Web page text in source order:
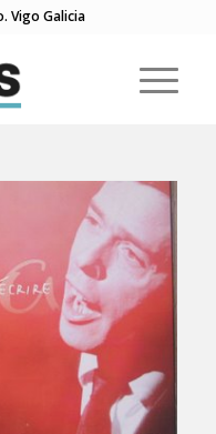
Vigo Galicia